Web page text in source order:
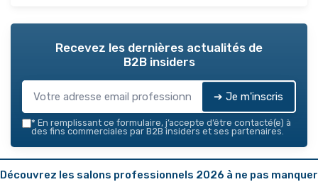
Recevez les dernières actualités de
B2B insiders
➔ Je m'inscris
* En remplissant ce formulaire, j’accepte d’être contacté(e) à
des fins commerciales par B2B insiders et ses partenaires.
Découvrez les salons professionnels 2026 à ne pas manquer